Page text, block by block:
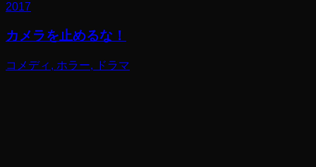
2017
カメラを止めるな！
コメディ, ホラー, ドラマ